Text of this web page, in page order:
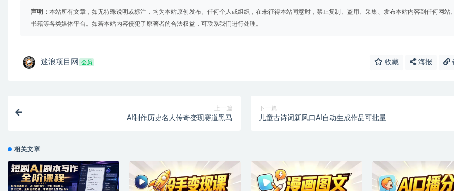
声明： 本站所有文章，如无特殊说明或标注，均为本站原创发布。任何个人或组织，在未征得本站同意时，禁止复制、盗用、采集、发布本站内容到任何网站
书籍等各类媒体平台。如若本站内容侵犯了原著者的合法权益，可联系我们进行处理。
迷浪项目网 会员 收藏 海报
上一篇
AI制作历史名人传奇变现赛道黑马
下一篇
儿童古诗词新风口AI自动生成作品可批量
相关文章